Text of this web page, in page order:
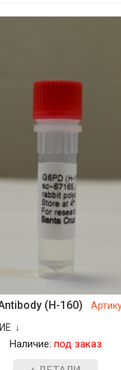
(H-160)
↓
Наличие: под заказ